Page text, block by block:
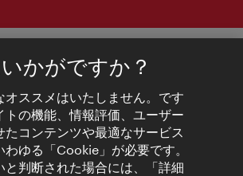
かがですか？
オススメはいたしません。です
トの機能、情報評価、ユーザー
たコンテンツや最適なサービス
ゆる「Cookie」が必要です。
と判断された場合には、「詳細